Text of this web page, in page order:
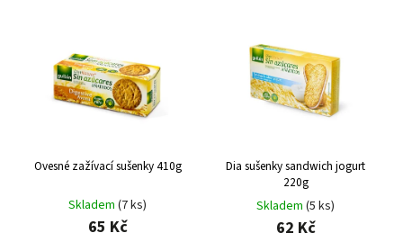
Ovesné zažívací sušenky 410g
Skladem (7 ks)
65 Kč
Dia sušenky sandwich jogurt
220g
Skladem (5 ks)
62 Kč